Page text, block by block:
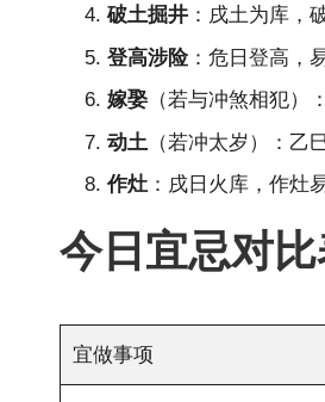
破土掘井 ：戌土为库，
登高涉险：危日登高，
嫁娶 （若与冲煞相犯）
动土 （若冲太岁）：乙
作灶：戌日火库，作灶
今日宜忌对
宜做事项